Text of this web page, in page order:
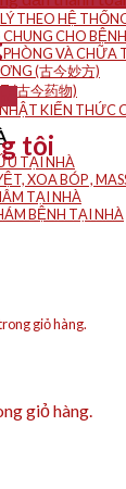
THEO HỆ
CHO
VÀ CHỮA
(古今妙方)
(古今药物)
KIẾN THỨC
TẠI NHÀ
XOA BÓP ,
TẠI NHÀ
BỆNH TẠI NHÀ
giỏ hàng.
giỏ hàng.
tôi